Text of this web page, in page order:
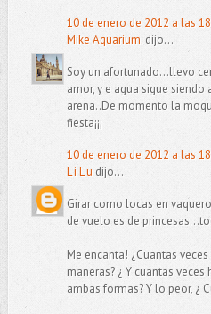
10 de enero de 2012 a las
Mike Aquarium.dijo...
Soy un afortunado...llevo
amor, y e agua sigue siendo
arena..De momento la
fiesta¡¡¡
10 de enero de 2012 a las
L i L u dijo...
Girar como locas en
de vuelo es de
Me encanta! ¿Cuantas
maneras? ¿ Y cuantas
ambas formas? Y lo peor, ¿